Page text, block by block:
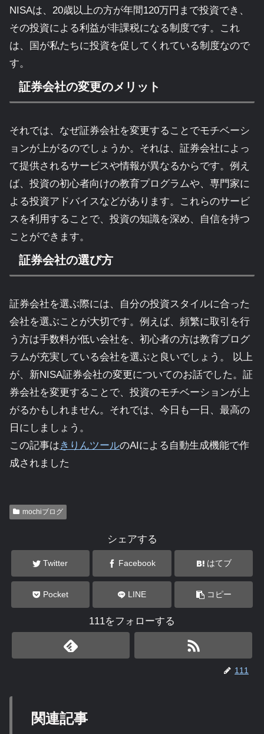
NISAは、20歳以上の方が年間120万円まで投資でき、
その投資による利益が非課税になる制度です。これ
は、国が私たちに投資を促してくれている制度なので
す。
証券会社の変更のメリット
それでは、なぜ証券会社を変更することでモチベーシ
ョンが上がるのでしょうか。それは、証券会社によっ
て提供されるサービスや情報が異なるからです。例え
ば、投資の初心者向けの教育プログラムや、専門家に
よる投資アドバイスなどがあります。これらのサービ
スを利用することで、投資の知識を深め、自信を持つ
ことができます。
証券会社の選び方
証券会社を選ぶ際には、自分の投資スタイルに合った
会社を選ぶことが大切です。例えば、頻繁に取引を行
う方は手数料が低い会社を、初心者の方は教育プログ
ラムが充実している会社を選ぶと良いでしょう。 以上
が、新NISA証券会社の変更についてのお話でした。証
券会社を変更することで、投資のモチベーションが上
がるかもしれません。それでは、今日も一日、最高の
日にしましょう。
この記事はきりんツールのAIによる自動生成機能で作
成されました
mochiブログ
シェアする
Twitter Facebook はてブ
Pocket LINE コピー
111をフォローする
111
関連記事